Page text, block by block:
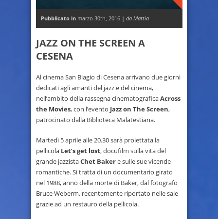
Pubblicato in marzo 30th, 2016 | da Mattia
JAZZ ON THE SCREEN A
CESENA
Al cinema San Biagio di Cesena arrivano due giorni
dedicati agli amanti del jazz e del cinema,
nell’ambito della rassegna cinematograficaAcross
the Movies, con l’evento Jazz on The Screen,
patrocinato dalla Biblioteca Malatestiana.
Martedì 5 aprile alle 20.30 sarà proiettata la
pellicola Let’s get lost, docufilm sulla vita del
grande jazzistaChet Bakere sulle sue vicende
romantiche. Si tratta di un documentario girato
nel 1988, anno della morte di Baker, dal fotografo
Bruce Weberm, recentemente riportato nelle sale
grazie ad un restauro della pellicola.